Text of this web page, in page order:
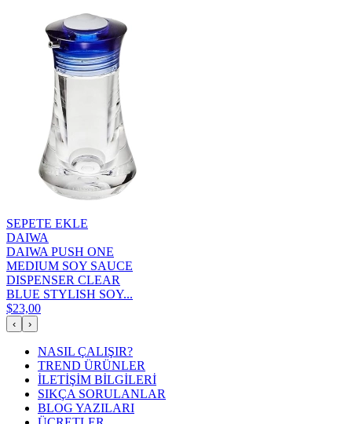
SEPETE EKLE
DAIWA
DAIWA PUSH ONE
MEDIUM SOY SAUCE
DISPENSER CLEAR
BLUE STYLISH SOY...
$23,00
‹ ›
NASIL ÇALIŞIR?
TREND ÜRÜNLER
İLETİŞİM BİLGİLERİ
SIKÇA SORULANLAR
BLOG YAZILARI